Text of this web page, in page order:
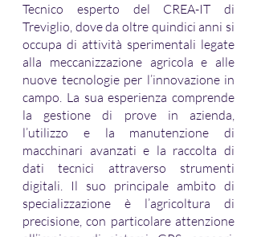
Tecnico esperto del CREA-IT di
Treviglio, dove da oltre quindici anni si
occupa di attività sperimentali legate
alla meccanizzazione agricola e alle
nuove tecnologie per l’innovazione in
campo. La sua esperienza comprende
la gestione di prove in azienda,
l’utilizzo e la manutenzione di
macchinari avanzati e la raccolta di
dati tecnici attraverso strumenti
digitali. Il suo principale ambito di
specializzazione è l’agricoltura di
precisione, con particolare attenzione